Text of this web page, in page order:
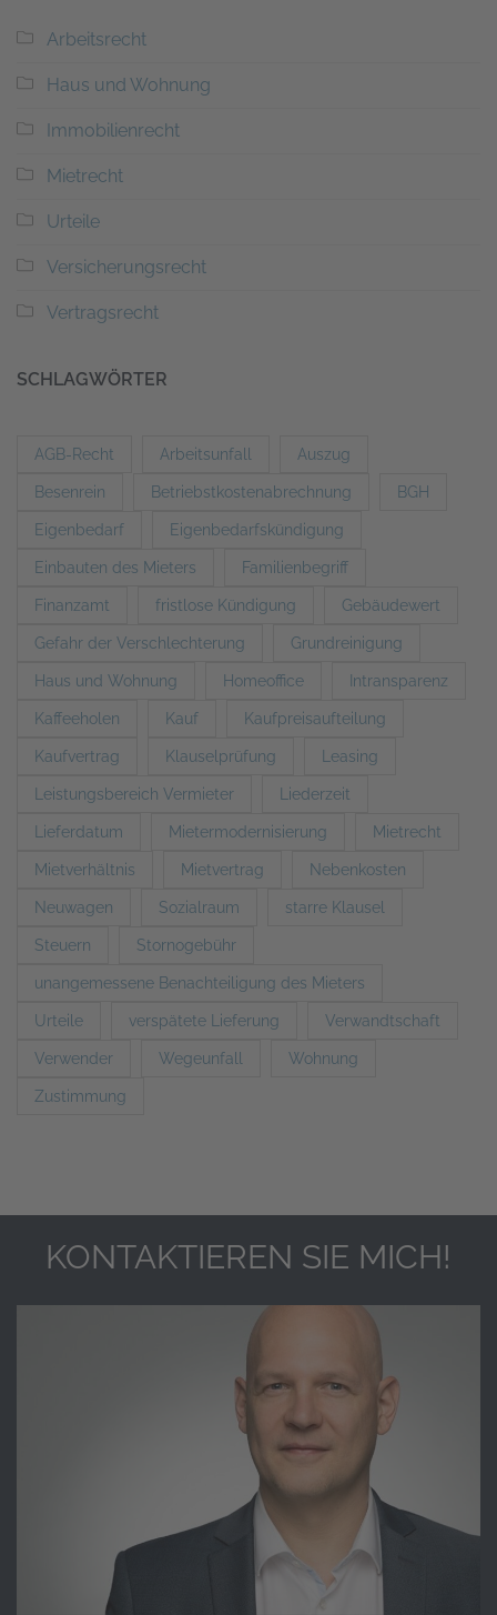
Arbeitsrecht
Haus und Wohnung
Immobilienrecht
Mietrecht
Urteile
Versicherungsrecht
Vertragsrecht
SCHLAGWÖRTER
AGB-Recht Arbeitsunfall Auszug
Besenrein Betriebstkostenabrechnung BGH
Eigenbedarf Eigenbedarfskündigung
Einbauten des Mieters Familienbegriff
Finanzamt fristlose Kündigung Gebäudewert
Gefahr der Verschlechterung Grundreinigung
Haus und Wohnung Homeoffice Intransparenz
Kaffeeholen Kauf Kaufpreisaufteilung
Kaufvertrag Klauselprüfung Leasing
Leistungsbereich Vermieter Liederzeit
Lieferdatum Mietermodernisierung Mietrecht
Mietverhältnis Mietvertrag Nebenkosten
Neuwagen Sozialraum starre Klausel
Steuern Stornogebühr
unangemessene Benachteiligung des Mieters
Urteile verspätete Lieferung Verwandtschaft
Verwender Wegeunfall Wohnung
Zustimmung
KONTAKTIEREN SIE MICH!